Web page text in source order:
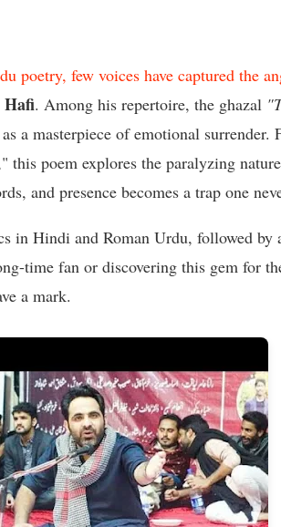
poetry, few voices have captured the
Hafi. Among his repertoire, the ghazal
a masterpiece of emotional surrender.
this poem explores the paralyzing
and presence becomes a trap one
in Hindi and Roman Urdu, followed by
time fan or discovering this gem for
a mark.